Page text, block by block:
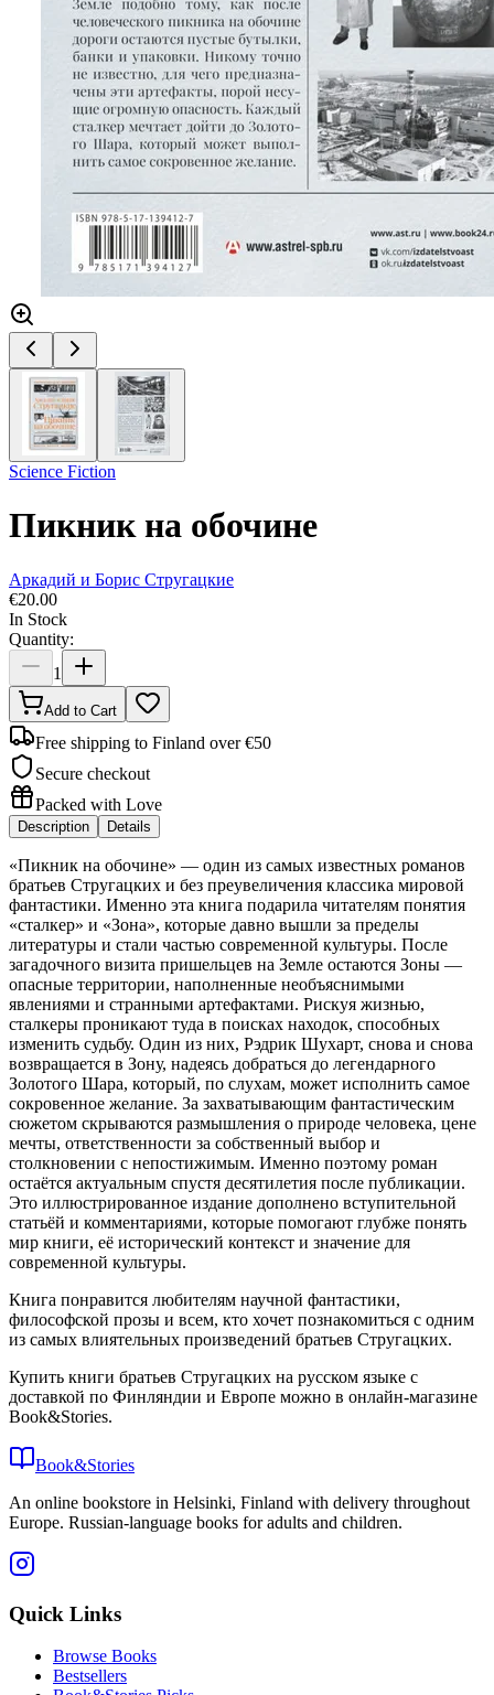
Science Fiction
Пикник на обочине
Аркадий и Борис Стругацкие
€20.00
In Stock
Quantity:
1
Add to Cart
Free shipping to Finland over €50
Secure checkout
Packed with Love
Description Details
«Пикник на обочине» — один из самых известных романов
братьев Стругацких и без преувеличения классика мировой
фантастики. Именно эта книга подарила читателям понятия
«сталкер» и «Зона», которые давно вышли за пределы
литературы и стали частью современной культуры. После
загадочного визита пришельцев на Земле остаются Зоны —
опасные территории, наполненные необъяснимыми
явлениями и странными артефактами. Рискуя жизнью,
сталкеры проникают туда в поисках находок, способных
изменить судьбу. Один из них, Рэдрик Шухарт, снова и снова
возвращается в Зону, надеясь добраться до легендарного
Золотого Шара, который, по слухам, может исполнить самое
сокровенное желание. За захватывающим фантастическим
сюжетом скрываются размышления о природе человека, цене
мечты, ответственности за собственный выбор и
столкновении с непостижимым. Именно поэтому роман
остаётся актуальным спустя десятилетия после публикации.
Это иллюстрированное издание дополнено вступительной
статьёй и комментариями, которые помогают глубже понять
мир книги, её исторический контекст и значение для
современной культуры.
Книга понравится любителям научной фантастики,
философской прозы и всем, кто хочет познакомиться с одним
из самых влиятельных произведений братьев Стругацких.
Купить книги братьев Стругацких на русском языке с
доставкой по Финляндии и Европе можно в онлайн-магазине
Book&Stories.
Book&Stories
An online bookstore in Helsinki, Finland with delivery throughout
Europe. Russian-language books for adults and children.
Quick Links
Browse Books
Bestsellers